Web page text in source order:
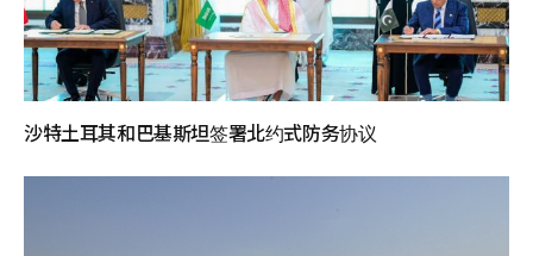
沙特土耳其和巴基斯坦签署北约式防务协议